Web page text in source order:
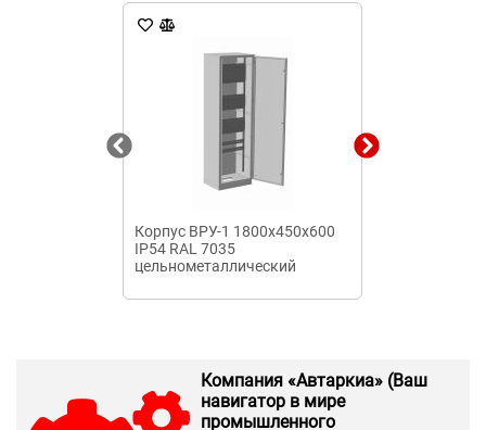
Корпус ВРУ-1 1800х450х600
IP54 RAL 7035
цельнометаллический
Компания «Автаркиа» (Ваш
навигатор в мире
промышленного